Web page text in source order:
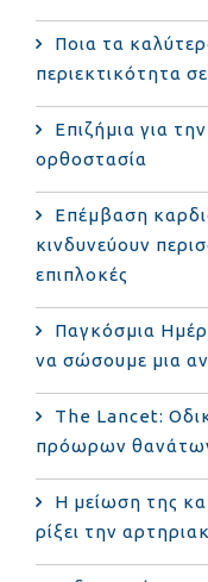
Ποια τα
περιεκτικότητα
Επιζήμια για
ορθοστασία
Επέμβαση
κινδυνεύουν
επιπλοκές
Παγκόσμια
να σώσουμε μια
The Lancet:
πρόωρων
Η μείωση της
ρίξει την